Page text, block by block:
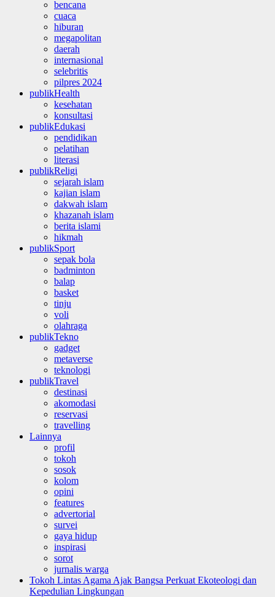
bencana
cuaca
hiburan
megapolitan
daerah
internasional
selebritis
pilpres 2024
publikHealth
kesehatan
konsultasi
publikEdukasi
pendidikan
pelatihan
literasi
publikReligi
sejarah islam
kajian islam
dakwah islam
khazanah islam
berita islami
hikmah
publikSport
sepak bola
badminton
balap
basket
tinju
voli
olahraga
publikTekno
gadget
metaverse
teknologi
publikTravel
destinasi
akomodasi
reservasi
travelling
Lainnya
profil
tokoh
sosok
kolom
opini
features
advertorial
survei
gaya hidup
inspirasi
sorot
jurnalis warga
Tokoh Lintas Agama Ajak Bangsa Perkuat Ekoteologi dan
Kepedulian Lingkungan